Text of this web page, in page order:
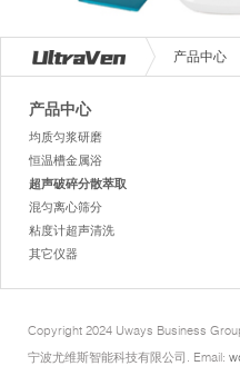
产品中心
产品中心
均质匀浆研磨
恒温槽金属浴
超声破碎分散萃取
混匀离心筛分
粘度计超声清洗
其它仪器
Copyright 2024 Uways Business
宁波尤维斯智能科技有限公司. Email: